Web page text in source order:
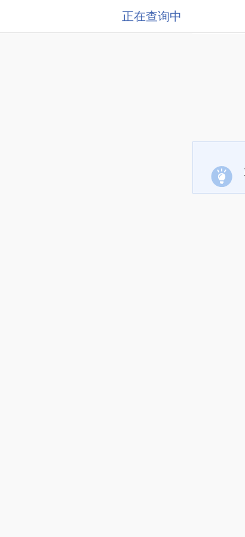
正在查询中